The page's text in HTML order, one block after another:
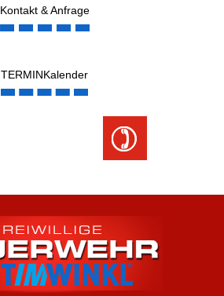
Kontakt & Anfrage
TERMINKalender